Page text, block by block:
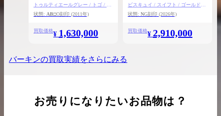
トゥルティエールグレー / トゴ / シ
ルバー金具
状態: AB□O刻印 (2011年)
買取価格¥ 1,630,000
ビスキュイ / スイフト / ゴールド金
具
状態: NG刻印 (2026年)
買取価格¥ 2,910,000
バーキンの買取実績をさらにみる
お売りになりたいお品物は？